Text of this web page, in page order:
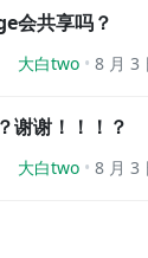
会共享吗？
大白two 8 月 3
谢谢！！！？
大白two 8 月 3